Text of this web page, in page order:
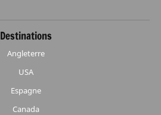
Destinations
Angleterre
USA
Espagne
Canada